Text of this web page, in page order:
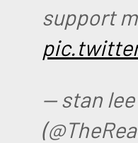
support
— stan lee